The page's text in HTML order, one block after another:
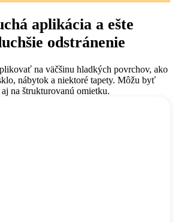
aplikácia a ešte
odstránenie
na väčšinu hladkých povrchov, ako
nábytok a niektoré tapety. Môžu byť
na štrukturovanú omietku.